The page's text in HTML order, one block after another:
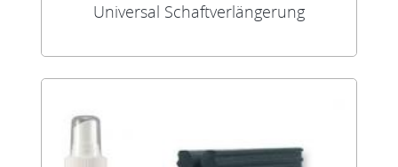
Universal Schaftverlängerung